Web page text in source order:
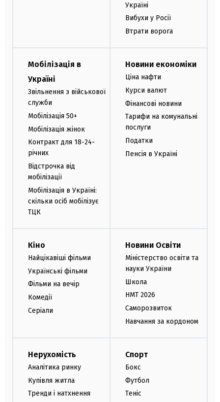
Україні
Вибухи у Росії
Втрати ворога
Мобілізація в
Україні
Звільнення з військової
служби
Мобілізація 50+
Мобілізація жінок
Контракт для 18-24-
річних
Відстрочка від
мобілізації
Мобілізація в Україні:
скільки осіб мобілізує
ТЦК
Новини економіки
Ціна нафти
Курси валют
Фінансові новини
Тарифи на комунальні
послуги
Податки
Пенсія в Україні
Кіно
Найцікавіші фільми
Українські фільми
Фільми на вечір
Комедії
Серіали
Новини Освіти
Міністерство освіти та
науки України
Школа
НМТ 2026
Саморозвиток
Навчання за кордоном
Нерухомість
Аналітика ринку
Купівля житла
Тренди і натхнення
Спорт
Бокс
Футбол
Теніс